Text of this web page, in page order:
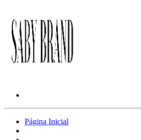
Página Inicial